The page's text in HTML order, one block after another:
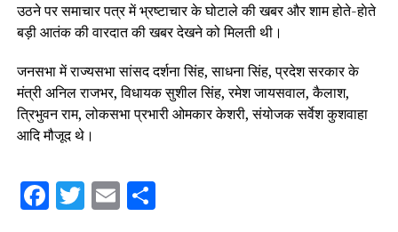
उठने पर समाचार पत्र में भ्रष्टाचार के घोटाले की खबर और शाम होते-हाेते
बड़ी आतंक की वारदात की खबर देखने को मिलती थी।
जनसभा में राज्यसभा सांसद दर्शना सिंह, साधना सिंह, प्रदेश सरकार के
मंत्री अनिल राजभर, विधायक सुशील सिंह, रमेश जायसवाल, कैलाश,
त्रिभुवन राम, लोकसभा प्रभारी ओमकार केशरी, संयोजक सर्वेश कुशवाहा
आदि मौजूद थे।
Facebook
Twitter
EmailShare